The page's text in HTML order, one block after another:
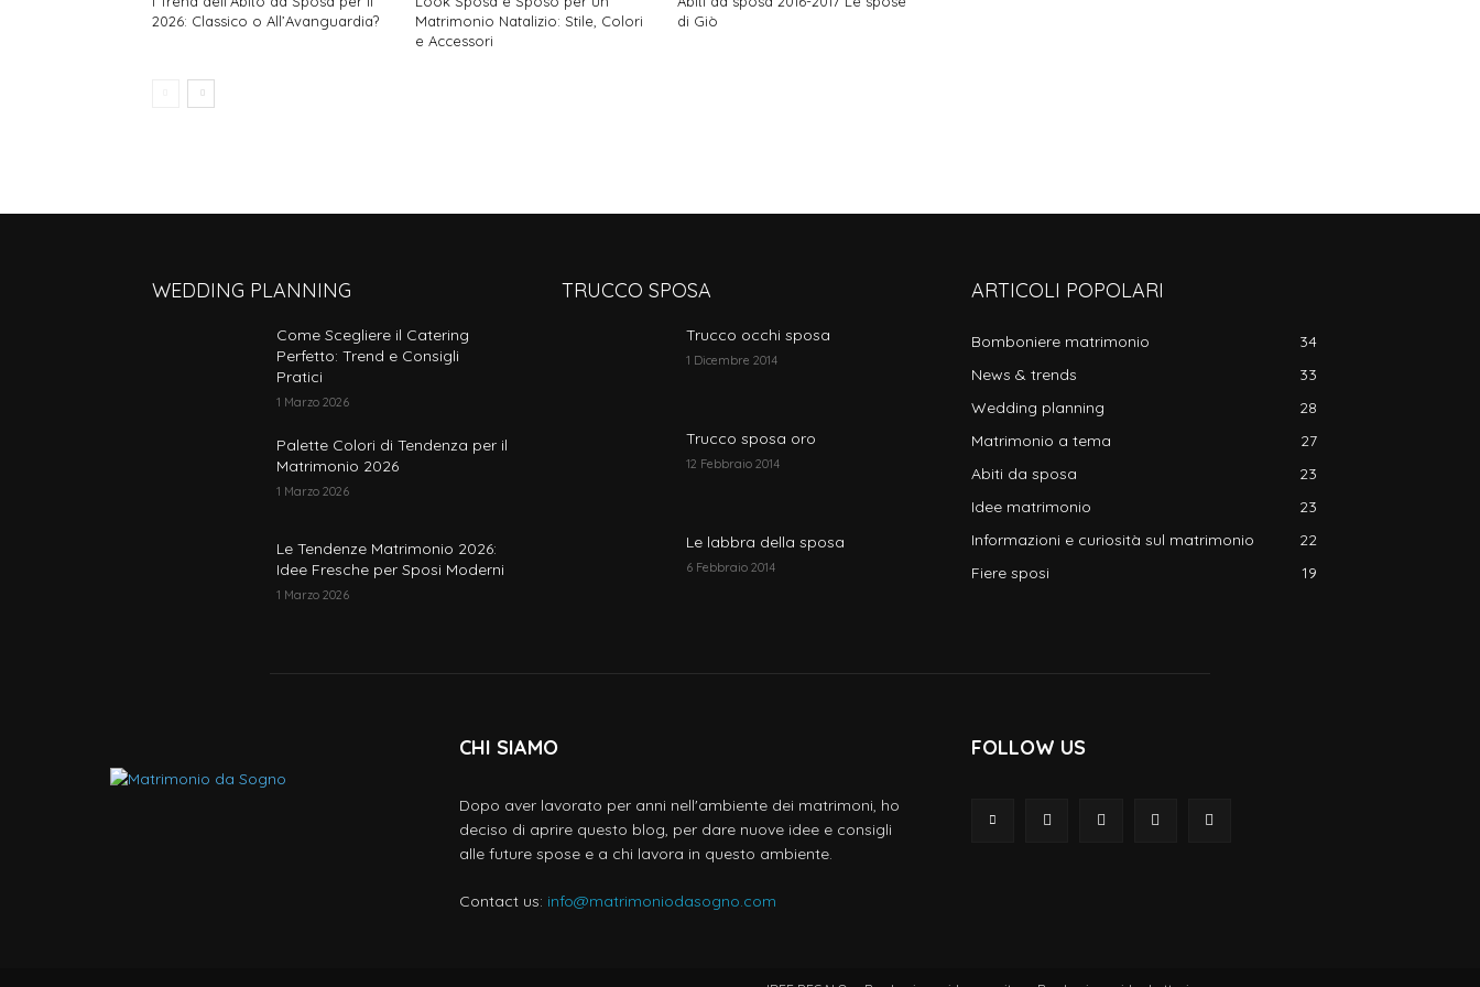
2026: Classico o All’Avanguardia?
Matrimonio Natalizio: Stile, Colori
e Accessori
di Giò
WEDDING PLANNING
Come Scegliere il Catering
Perfetto: Trend e Consigli
Pratici
1 Marzo 2026
Palette Colori di Tendenza per il
Matrimonio 2026
1 Marzo 2026
Le Tendenze Matrimonio 2026:
Idee Fresche per Sposi Moderni
1 Marzo 2026
TRUCCO SPOSA
Trucco occhi sposa
1 Dicembre 2014
Trucco sposa oro
12 Febbraio 2014
Le labbra della sposa
6 Febbraio 2014
ARTICOLI POPOLARI
Bomboniere matrimonio
34
News & trends
33
Wedding planning
28
Matrimonio a tema
27
Abiti da sposa
23
Idee matrimonio
23
Informazioni e curiosità sul matrimonio
22
Fiere sposi
19
CHI SIAMO
Dopo aver lavorato per anni nell'ambiente dei matrimoni, ho
deciso di aprire questo blog, per dare nuove idee e consigli
alle future spose e a chi lavora in questo ambiente.
Contact us: info@matrimoniodasogno.com
FOLLOW US